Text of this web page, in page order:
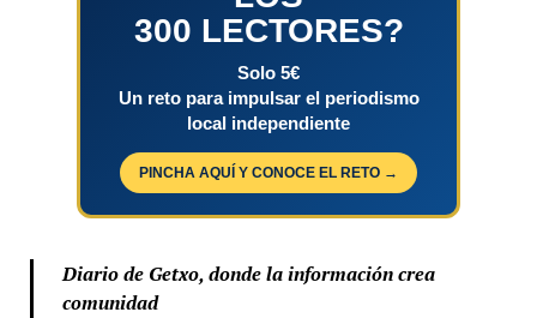
300 LECTORES?
Solo 5€
Un reto para impulsar el periodismo
local independiente
PINCHA AQUÍ Y CONOCE EL RETO →
Diario de Getxo, donde la información crea
comunidad